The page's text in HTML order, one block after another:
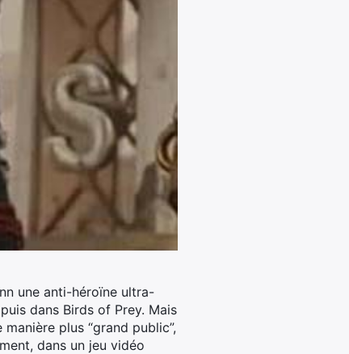
une anti-héroïne ultra-
dans Birds of Prey. Mais
plus “grand public”,
dans un jeu vidéo